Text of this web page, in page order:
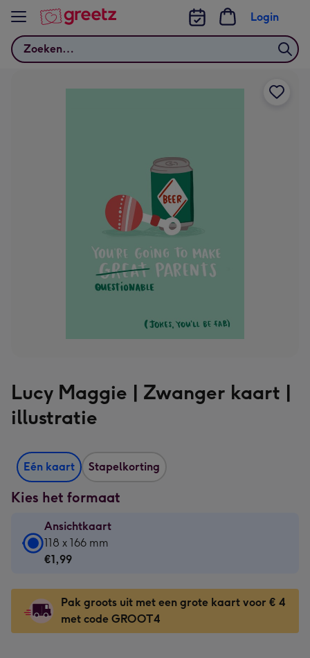
Bekijk meer
Zoeken
Login
Lucy Maggie | Zwanger kaart |
illustratie
Eén kaart Stapelkorting
Kies het formaat
Ansichtkaart
Ansichtkaart
-
-
118
x
118 x 166 mm
€1,99
Pak groots uit met een grote kaart voor € 4
met code GROOT4